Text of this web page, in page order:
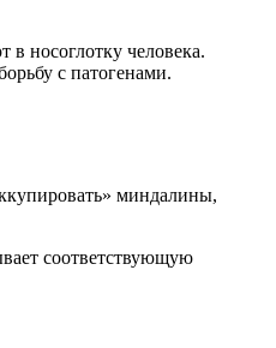
носоглотку человека.
с патогенами.
миндалины,
соответствующую